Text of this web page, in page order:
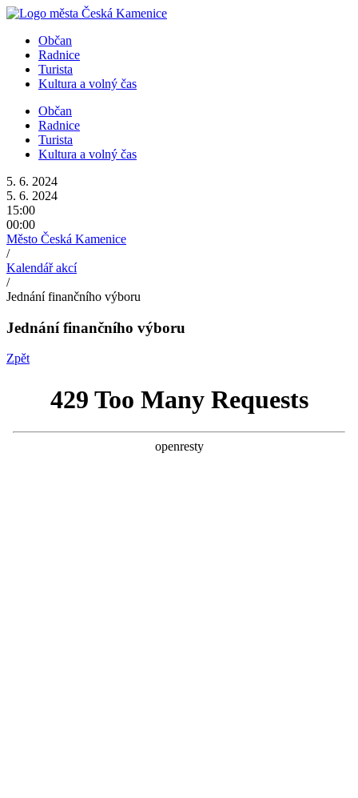
Přejít
obsahuObčan
Radnice
Turista
Kultura a volný čas
Občan
Radnice
Turista
Kultura a volný čas
5. 6. 2024
5. 6. 2024
15:00
00:00
Město Česká Kamenice
/
Kalendář akcí
/
Jednání finančního výboru
Jednání finančního výboru
Zpět